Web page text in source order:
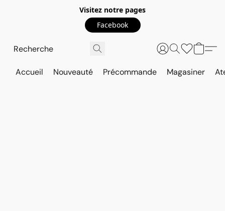
Visitez notre pages
Facebook
Accueil Nouveauté Précommande Magasiner